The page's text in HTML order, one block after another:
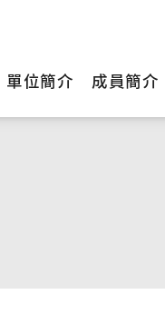
單位簡介 成員簡介